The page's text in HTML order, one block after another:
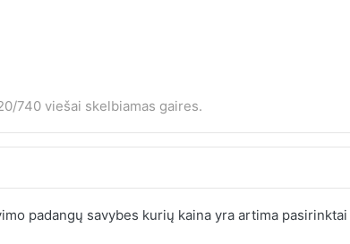
740 viešai skelbiamas gaires.
padangų savybes kurių kaina yra artima pasirinktai